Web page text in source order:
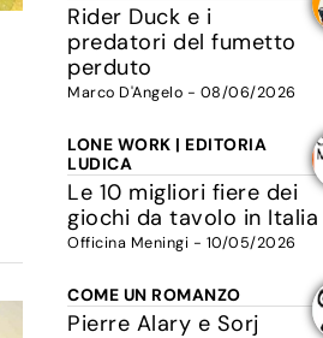
Rider Duck e i
predatori del fumetto
perduto
Marco D'Angelo - 08/06/2026
LONE WORK | EDITORIA
LUDICA
Le 10 migliori fiere dei
giochi da tavolo in Italia
Officina Meningi - 10/05/2026
COME UN ROMANZO
Pierre Alary e Sorj